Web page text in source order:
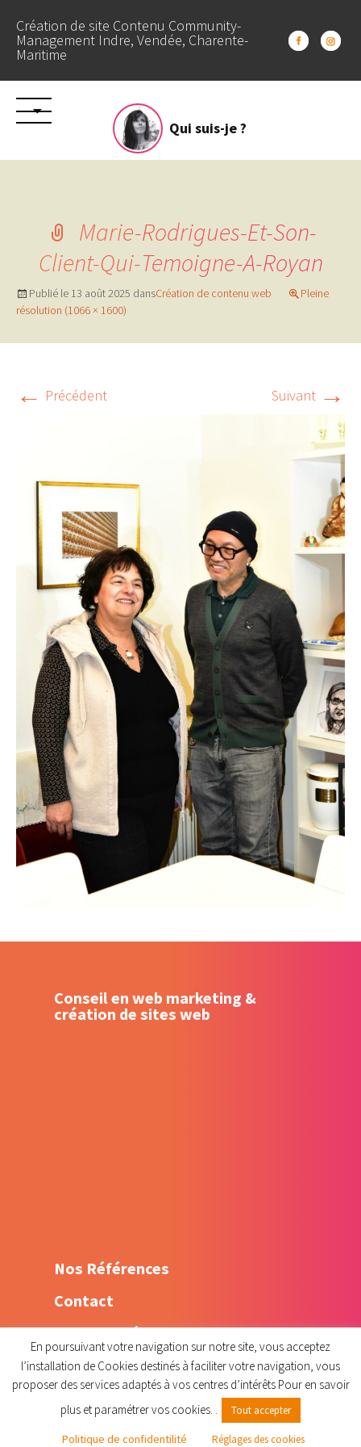
Création de site Contenu Community-
Management Indre, Vendée, Charente-
Maritime
Aller
Qui suis-je ?
Marie-Rodrigues-Et-Son-
Client-Qui-Temoigne-A-Royan
Publié le 13 août 2025 dansCréation de contenu web
Pleine
résolution (1066 × 1600)
← Précédent Suivant →
Conseil en web marketing &
création de sites web
Nos Références
Contact
Mentions légales
Politique de confidentialité
Christelleroy.com © 2015 - designed bykrisken
En poursuivant votre navigation sur notre site, vous acceptez
l’installation de Cookies destinés à faciliter votre navigation, vous
proposer des services adaptés à vos centres d’intérêts Pour en savoir
plus et paramétrer vos cookies. .
Tout accepter
Politique de confidentilité Réglages des cookies